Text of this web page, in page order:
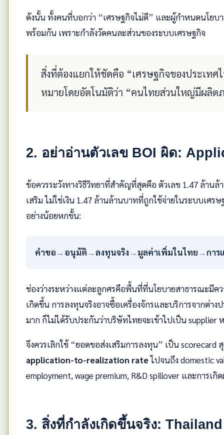
ดังนั้น ทั้งคนที่บอกว่า “เศรษฐกิจไม่ดี” และผู้กำหนดนโยบ
พร้อมกัน เพราะกำลังวัดคนละส่วนของระบบเศรษฐกิจ
สิ่งที่ต้องแยกให้ชัดคือ “เศรษฐกิจของประเท
หมายโดยอัตโนมัติว่า “คนไทยส่วนใหญ่มีผลิ
2. อย่าอ่านตัวเลข BOI ผิด:
ข้อควรระวังทางวิธีวิทยาที่สำคัญที่สุดคือ ตัวเลข 1.47 ล้าน
เสริม ไม่ใช่เงิน 1.47 ล้านล้านบาทที่ถูกใช้จ่ายในระบบเศร
อย่างน้อยหกขั้น:
คำขอ→อนุมัติ→ลงทุนจริง→มูลค่าเพิ่มในไทย→การ
ช่องว่างระหว่างแต่ละลูกศรคือพื้นที่ที่นโยบายสาธารณะมีค
เกิดขึ้น การลงทุนจริงอาจซื้อเครื่องจักรและบริการจากต่า
มาก ก็ไม่ได้รับประกันว่าบริษัทไทยจะเข้าไปเป็น supplier
จึงควรเลิกใช้ “ยอดขอส่งเสริมการลงทุน” เป็น scorecard
application-to-realization rateไปจนถึง domestic
employment, wage premium, R&D spillover และการเ
3. สิ่งที่กำลังเกิดขึ้นจริง: